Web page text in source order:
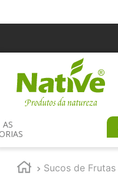
Sucos de Frutas